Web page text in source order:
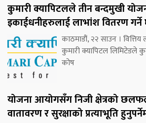
कुमारी क्यापिटलले तीन बन्दमुखी
इकाईधनीहरुलाई लाभांश वितरण गर्ने
काठमाडौं, २२ साउन । वित्तिय
कुमारी क्यापिटल लिमिटेडले
कोष
योजना आयोगसँग निजी क्षेत्रको
वातावरण र सुरक्षाको प्रत्याभूति